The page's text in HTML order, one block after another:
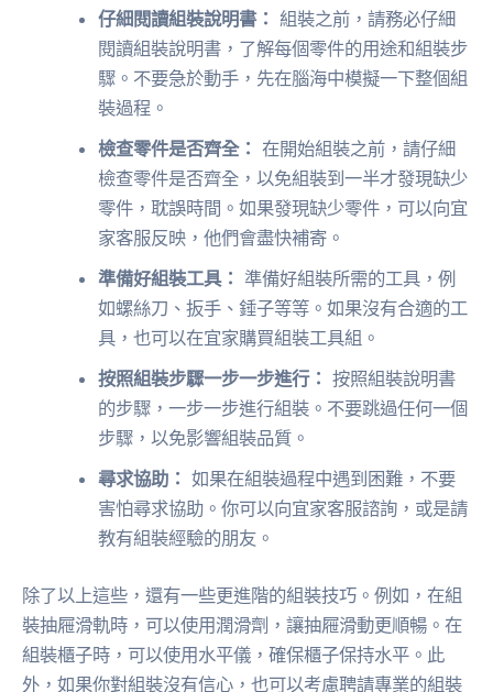
仔細閱讀組裝說明書： 組裝之前，請務必仔細
閱讀組裝說明書，了解每個零件的用途和組裝步
驟。不要急於動手，先在腦海中模擬一下整個組
裝過程。
檢查零件是否齊全： 在開始組裝之前，請仔細
檢查零件是否齊全，以免組裝到一半才發現缺少
零件，耽誤時間。如果發現缺少零件，可以向宜
家客服反映，他們會盡快補寄。
準備好組裝工具： 準備好組裝所需的工具，例
如螺絲刀、扳手、錘子等等。如果沒有合適的工
具，也可以在宜家購買組裝工具組。
按照組裝步驟一步一步進行： 按照組裝說明書
的步驟，一步一步進行組裝。不要跳過任何一個
步驟，以免影響組裝品質。
尋求協助： 如果在組裝過程中遇到困難，不要
害怕尋求協助。你可以向宜家客服諮詢，或是請
教有組裝經驗的朋友。
除了以上這些，還有一些更進階的組裝技巧。例如，在組
裝抽屜滑軌時，可以使用潤滑劑，讓抽屜滑動更順暢。在
組裝櫃子時，可以使用水平儀，確保櫃子保持水平。此
外，如果你對組裝沒有信心，也可以考慮聘請專業的組裝